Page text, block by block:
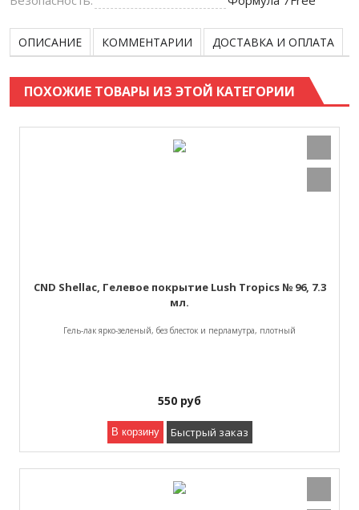
ОПИСАНИЕ КОММЕНТАРИИ ДОСТАВКА И ОПЛАТА
ПОХОЖИЕ ТОВАРЫ ИЗ ЭТОЙ КАТЕГОРИИ
CND Shellac, Гелевое покрытие Lush Tropics № 96, 7.3
мл.
Гель-лак ярко-зеленый, без блесток и перламутра, плотный
550 руб
В корзину Быстрый заказ